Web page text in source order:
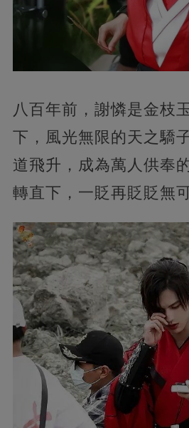
八百年前，謝憐是金枝
下，風光無限的天之驕
道飛升，成為萬人供奉
轉直下，一貶再貶貶無可